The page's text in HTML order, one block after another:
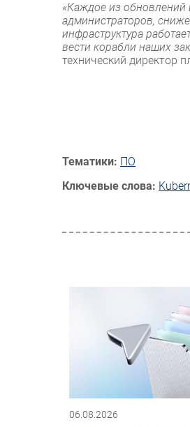
«Каждое из обновлений
администраторов,
инфраструктура
вести корабли наших
технический директор
Тематики: ПО
Ключевые слова:
06.08.2026